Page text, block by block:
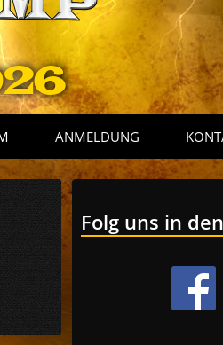
ANMELDUNG
Folg uns in